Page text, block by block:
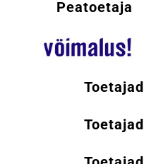
Peatoetaja
Toetajad
Toetajad